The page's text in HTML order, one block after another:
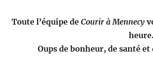
Toute l’équipe de Courir à Mennecy
Oups de bonheur, de santé